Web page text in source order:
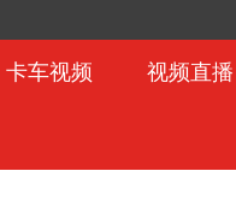
卡车视频 视频直播